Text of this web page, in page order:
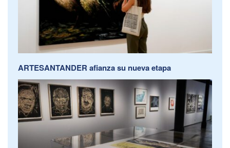
ARTESANTANDER afianza su nueva etapa